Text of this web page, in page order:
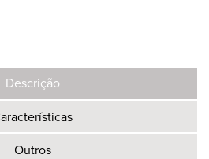
Descrição
Outros